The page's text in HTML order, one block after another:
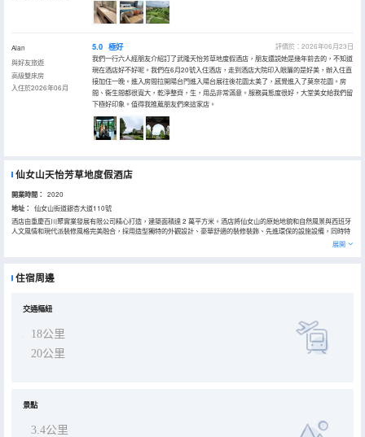
Alan
與好友旅遊
高級雙床房
入住於2026年06月
5.0 極好
評價於：2026年06月23日
我們一行六人經朋友介紹訂了武隆天怡芳草地度假酒店，朋友還説她是幾年前去的，不知道
現在酒店好不好呢。我們在6月20號入住酒店，走到酒店大院印入眼簾的是好美，辦入住直
接加住一晚。進入房間拉開陽台門進入陽台展往後花園太美了，感覺進入了莫奈花園。房
間、衞生間都很寬大，乾淨整齊，生，用品非常滿意。服務員態度很好，大堂美女給我們留
下極好印象。值得我推薦朋友們來這家店。
仙女山天怡芳草地度假酒店
開業時間： 2020
地址：
仙女山街道銀杏大道110號
酒店由重慶百川聚實業發展有限公司精心打造，建築面積達 2 萬平方米。酒店將仙女山的原始地貌和自然風景與西班牙
人文風情和現代派裝修風格完美融合，採用造型獨特的外觀設計、豪華舒適的裝修裝飾、先進環保的設施設備，同時特
別在早餐區域設置三高膳食專區，為高血壓、高血脂、高血糖人羣提供科學搭配、健康低脂的專屬餐食，兼顧養生需求
與度假體驗。憑藉芳草地・雪嶺仙山西班牙風情旅遊度假小鎮豐富的配套設施，使酒店成為商旅、養生、度假的完美之
委派的專業團隊進駐管理，服務理念與所屬渝州賓館、霧都賓館一脈相承，細緻入微的服務體現在酒店的每一處，讓賓
展開
住宿周邊
交通樞紐
18公里
20公里
景點
3.4公里